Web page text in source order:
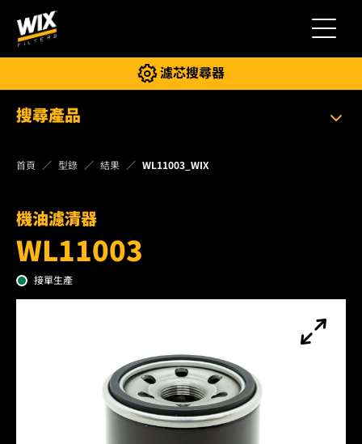
切換導航
濾芯搜尋器
搜尋產品
首頁 型錄 結果 WL11003_WIX
機油濾清器
WL11003
接單生產